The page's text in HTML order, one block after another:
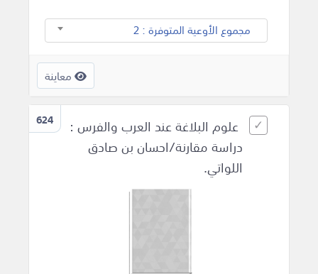
مجموع الأوعية المتوفرة : 2
معاينة
624
علوم البلاغة عند العرب والفرس :
دراسة مقارنة/احسان بن صادق
اللواتي.